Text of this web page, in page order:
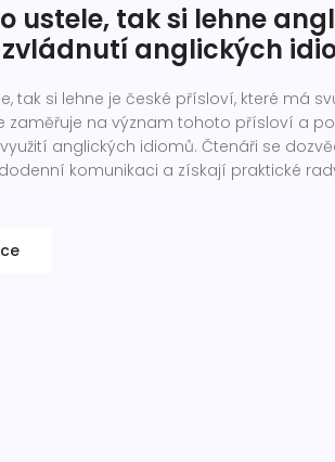
ustele, tak si lehne
anglických
tak si lehne je české přísloví, které má
zaměřuje na význam tohoto přísloví a
anglických idiomů. Čtenáři se
komunikaci a získají praktické